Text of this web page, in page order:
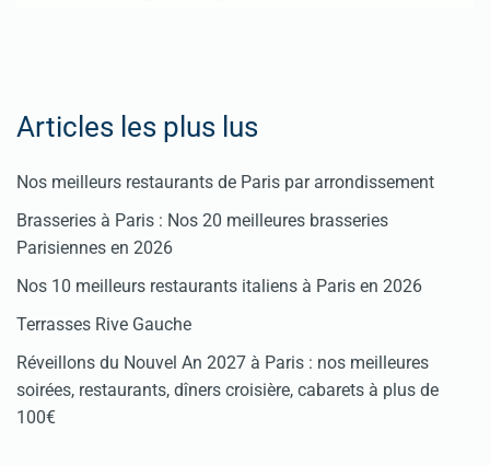
Articles les plus lus
Nos meilleurs restaurants de Paris par arrondissement
Brasseries à Paris : Nos 20 meilleures brasseries
Parisiennes en 2026
Nos 10 meilleurs restaurants italiens à Paris en 2026
Terrasses Rive Gauche
Réveillons du Nouvel An 2027 à Paris : nos meilleures
soirées, restaurants, dîners croisière, cabarets à plus de
100€